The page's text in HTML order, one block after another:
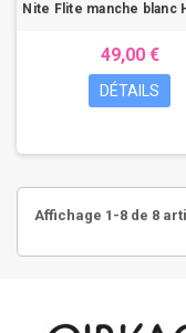
Nite Flite manche blanc
49,00 €
DÉTAILS
Affichage 1-8 de 8